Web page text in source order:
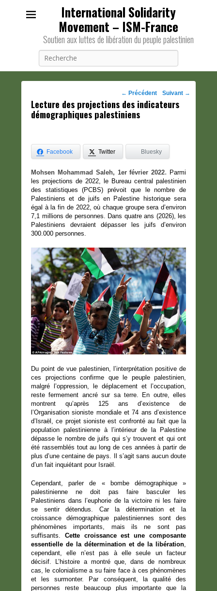
International Solidarity
Movement – ISM-France
Soutien aux luttes de libération du peuple palestinien
Navigation
des
← Précédent Suivant →
Lecture des projections des indicateurs
démographiques palestiniens
Facebook Twitter Bluesky
Mohsen Mohammad Saleh, 1er février 2022. Parmi
les projections de 2022, le Bureau central palestinien
des statistiques (PCBS) prévoit que le nombre de
Palestiniens et de juifs en Palestine historique sera
égal à la fin de 2022, où chaque groupe sera d’environ
7,1 millions de personnes. Dans quatre ans (2026), les
Palestiniens devraient dépasser les juifs d’environ
300.000 personnes.
Du point de vue palestinien, l’interprétation positive de
ces projections confirme que le peuple palestinien,
malgré l’oppression, le déplacement et l’occupation,
reste fermement ancré sur sa terre. En outre, elles
montrent qu’après 125 ans d’existence de
l’Organisation sioniste mondiale et 74 ans d’existence
d’Israël, ce projet sioniste est confronté au fait que la
population palestinienne à l’intérieur de la Palestine
dépasse le nombre de juifs qui s’y trouvent et qui ont
été rassemblés tout au long de ces années à partir de
plus d’une centaine de pays. Il s’agit sans aucun doute
d’un fait inquiétant pour Israël.
Cependant, parler de « bombe démographique »
palestinienne ne doit pas faire basculer les
Palestiniens dans l’euphorie de la victoire ni les faire
se sentir détendus. Car la détermination et la
croissance démographique palestiniennes sont des
phénomènes importants, mais ils ne sont pas
suffisants. Cette croissance est une composante
essentielle de la détermination et de la libération,
cependant, elle n’est pas à elle seule un facteur
décisif. L’histoire a montré que, dans de nombreux
cas, le colonialisme a su faire face à ces phénomènes
et les surmonter. Par conséquent, la qualité des
personnes reste beaucoup plus importante que la